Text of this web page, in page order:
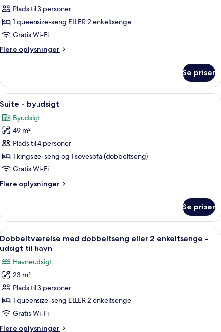
Værelse
Plads til 3 personer
1 queensize-seng ELLER 2 enkeltsenge
Gratis Wi-Fi
Flere oplysninger
Flere
Se priser
Indlæs
alle
billeder
af
Suite
-
byudsigt
Et hotelværelse med en stor seng,
5
Suite - byudsigt
Byudsigt
49 m²
Plads til 4 personer
1 kingsize-seng og 1 sovesofa (dobbeltseng)
Gratis Wi-Fi
Flere oplysninger
Flere
-
byudsigt
Se priser
Indlæs
alle
billeder
af
Dobbeltværelse
med
dobbeltseng
eller
2
Et hotelværelse med et skrivebord,
5
Dobbeltværelse med dobbeltseng eller 2 enkeltsenge -
udsigt til havn
Havneudsigt
23 m²
Plads til 3 personer
1 queensize-seng ELLER 2 enkeltsenge
Gratis Wi-Fi
Flere oplysninger
Flere